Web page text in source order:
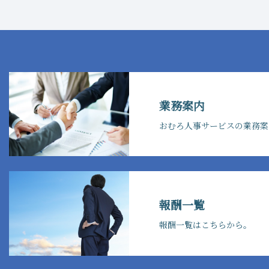
業務案内
おむろ人事サービスの業務
報酬一覧
報酬一覧はこちらから。